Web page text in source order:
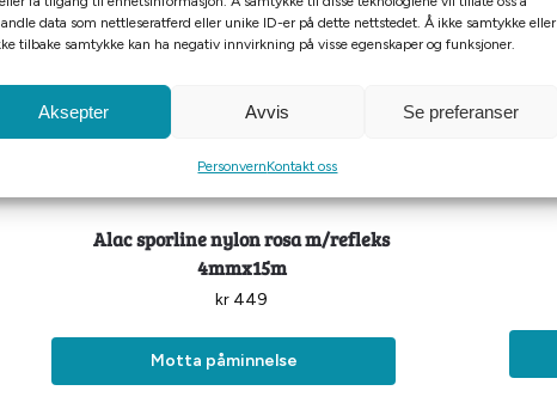
data som nettleseratferd eller unike ID-er på dette nettstedet. Å ikke samtykke eller
tilbake samtykke kan ha negativ innvirkning på visse egenskaper og funksjoner.
Aksepter Avvis Se preferanser
PersonvernKontakt oss
Alac sporline nylon rosa m/refleks
4mmx15m
kr 449
Motta påminnelse